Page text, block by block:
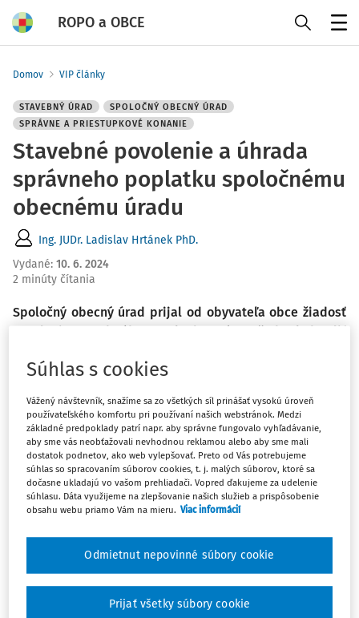
ROPO a OBCE
Domov VIP články
STAVEBNÝ ÚRAD
SPOLOČNÝ OBECNÝ ÚRAD
SPRÁVNE A PRIESTUPKOVÉ KONANIE
Stavebné povolenie a úhrada
správneho poplatku spoločnému
obecnému úradu
Ing. JUDr. Ladislav Hrtánek PhD.
Vydané: 10. 6. 2024
2 minúty čítania
Spoločný obecný úrad prijal od obyvateľa obce žiadosť
o vydanie stavebného povolenia a zároveň chcel uhradiť
nemal sídlo v obci, ktorá by mala právne postavenie
poukázal na to, že nemôže prijímať správne poplatky v
súvislosti so začatím stavebného konania od obyvateľa
obce a odkázal ho zaplatiť obci, ktorá je stavebným
úradom. Konal spoločný obecný úrad v súlade s platným
právom?
stavebnom poriadku (stavebný zákon) v z. n. p. (ďalej len
stavebný zákon") ustanovuje rôzne druhy procesov, ktoré
v rámci neho prebiehajú. Ide napríklad o územné,
stavebné, prípadne kolaudačné konanie. V týchto
Súhlas s cookies
Vážený návštevník, snažíme sa zo všetkých síl prinášať vysokú úroveň
používateľského komfortu pri používaní našich webstránok. Medzi
základné predpoklady patrí napr. aby správne fungovalo vyhľadávanie,
aby sme vás neobťažovali nevhodnou reklamou alebo aby sme mali
dostatok podnetov, ako web vylepšovať. Preto od Vás potrebujeme
súhlas so spracovaním súborov cookies, t. j. malých súborov, ktoré sa
dočasne ukladajú vo vašom prehliadači. Vopred ďakujeme za udelenie
súhlasu. Dáta využijeme na zlepšovanie našich služieb a prispôsobenie
obsahu webu priamo Vám na mieru. Viac informácií
Odmietnut nepovinné súbory cookie
Prijať všetky súbory cookie